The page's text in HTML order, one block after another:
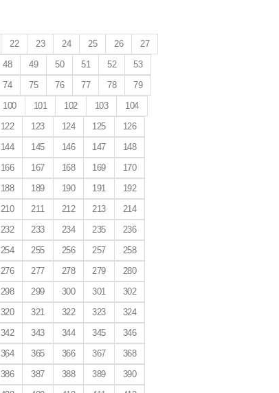
22 23 24 25 26
27
48 49 50 51 52
53
74 75 76 77 78
79
100 101 102 103
104
122 123 124 125
126
144 145 146 147
148
166 167 168 169
170
188 189 190 191
192
210 211 212 213
214
232 233 234 235
236
254 255 256 257
258
276 277 278 279
280
298 299 300 301
302
320 321 322 323
324
342 343 344 345
346
364 365 366 367
368
386 387 388 389
390